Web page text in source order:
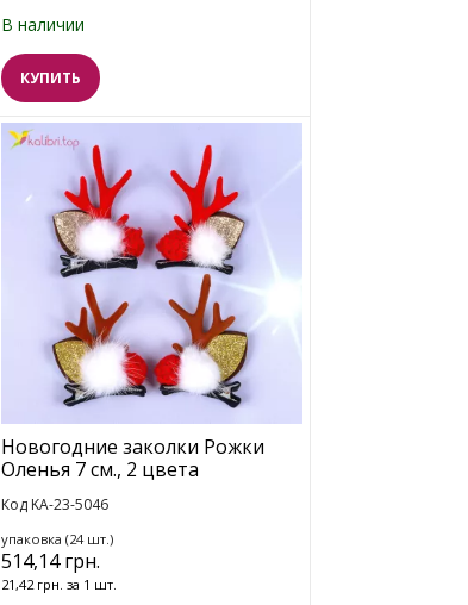
В наличии
КУПИТЬ
Новогодние заколки Рожки
Оленья 7 см., 2 цвета
Код KA-23-5046
упаковка (24 шт.)
514,14 грн.
21,42 грн. за 1 шт.